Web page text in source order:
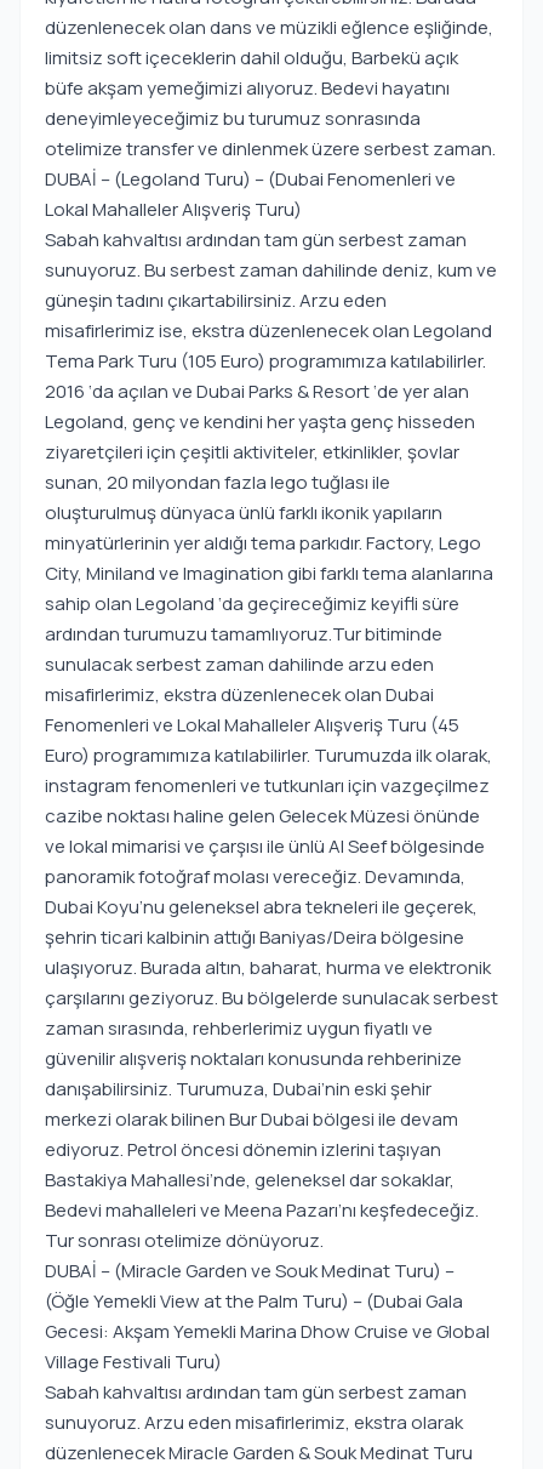
düzenlenecek olan dans ve müzikli eğlence eşliğinde,
limitsiz soft içeceklerin dahil olduğu, Barbekü açık
büfe akşam yemeğimizi alıyoruz. Bedevi hayatını
deneyimleyeceğimiz bu turumuz sonrasında
otelimize transfer ve dinlenmek üzere serbest zaman.
DUBAİ – (Legoland Turu) – (Dubai Fenomenleri ve
Lokal Mahalleler Alışveriş Turu)
Sabah kahvaltısı ardından tam gün serbest zaman
sunuyoruz. Bu serbest zaman dahilinde deniz, kum ve
güneşin tadını çıkartabilirsiniz. Arzu eden
misafirlerimiz ise, ekstra düzenlenecek olan Legoland
Tema Park Turu (105 Euro) programımıza katılabilirler.
2016 ‘da açılan ve Dubai Parks & Resort ‘de yer alan
Legoland, genç ve kendini her yaşta genç hisseden
ziyaretçileri için çeşitli aktiviteler, etkinlikler, şovlar
sunan, 20 milyondan fazla lego tuğlası ile
oluşturulmuş dünyaca ünlü farklı ikonik yapıların
minyatürlerinin yer aldığı tema parkıdır. Factory, Lego
City, Miniland ve Imagination gibi farklı tema alanlarına
sahip olan Legoland ‘da geçireceğimiz keyifli süre
ardından turumuzu tamamlıyoruz.Tur bitiminde
sunulacak serbest zaman dahilinde arzu eden
misafirlerimiz, ekstra düzenlenecek olan Dubai
Fenomenleri ve Lokal Mahalleler Alışveriş Turu (45
Euro) programımıza katılabilirler. Turumuzda ilk olarak,
instagram fenomenleri ve tutkunları için vazgeçilmez
cazibe noktası haline gelen Gelecek Müzesi önünde
ve lokal mimarisi ve çarşısı ile ünlü Al Seef bölgesinde
panoramik fotoğraf molası vereceğiz. Devamında,
Dubai Koyu’nu geleneksel abra tekneleri ile geçerek,
şehrin ticari kalbinin attığı Baniyas/Deira bölgesine
ulaşıyoruz. Burada altın, baharat, hurma ve elektronik
çarşılarını geziyoruz. Bu bölgelerde sunulacak serbest
zaman sırasında, rehberlerimiz uygun fiyatlı ve
güvenilir alışveriş noktaları konusunda rehberinize
danışabilirsiniz. Turumuza, Dubai’nin eski şehir
merkezi olarak bilinen Bur Dubai bölgesi ile devam
ediyoruz. Petrol öncesi dönemin izlerini taşıyan
Bastakiya Mahallesi’nde, geleneksel dar sokaklar,
Bedevi mahalleleri ve Meena Pazarı’nı keşfedeceğiz.
Tur sonrası otelimize dönüyoruz.
DUBAİ – (Miracle Garden ve Souk Medinat Turu) –
(Öğle Yemekli View at the Palm Turu) – (Dubai Gala
Gecesi: Akşam Yemekli Marina Dhow Cruise ve Global
Village Festivali Turu)
Sabah kahvaltısı ardından tam gün serbest zaman
sunuyoruz. Arzu eden misafirlerimiz, ekstra olarak
düzenlenecek Miracle Garden & Souk Medinat Turu